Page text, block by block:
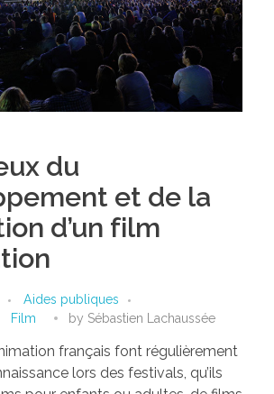
du
et de la
d’un film
Aides publiques
Film by Sébastien Lachaussée
français font régulièrement
lors des festivals, qu’ils